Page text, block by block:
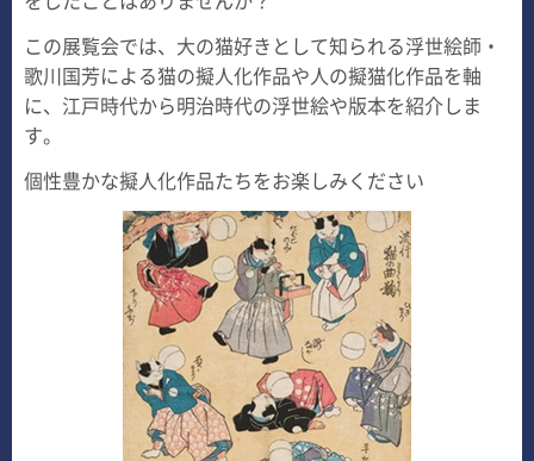
この展覧会では、大の猫好きとして知られる浮世絵師・
歌川国芳による猫の擬人化作品や人の擬猫化作品を軸
に、江戸時代から明治時代の浮世絵や版本を紹介しま
す。
個性豊かな擬人化作品たちをお楽しみください